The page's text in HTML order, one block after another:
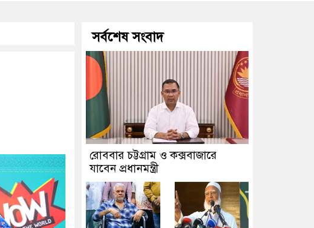
সর্বশেষ সংবাদ
রোববার চট্টগ্রাম ও কক্সবাজারে
যাবেন প্রধানমন্ত্রী